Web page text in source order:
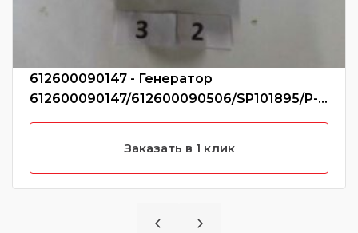
612600090147 - Генератор
612600090147/612600090506/SP101895/P-
C03-4001 (Без характеристики)
Заказать в 1 клик